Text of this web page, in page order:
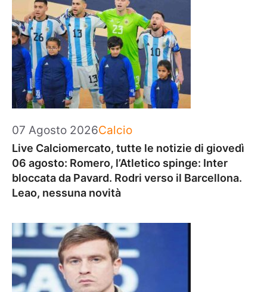
07 Agosto 2026Categorie
Calcio
Live Calciomercato, tutte le notizie di giovedì
06 agosto: Romero, l’Atletico spinge: Inter
bloccata da Pavard. Rodri verso il Barcellona.
Leao, nessuna novità